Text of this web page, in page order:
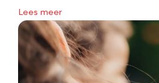
Lees meer